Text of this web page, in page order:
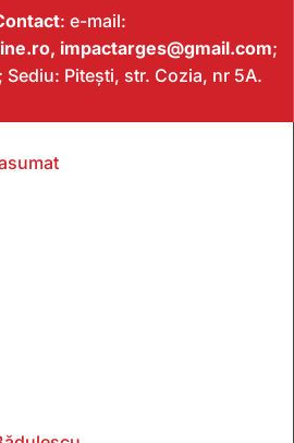
: e-mail:
impactarges@gmail.com;
Sediu: Pitești, str. Cozia, nr 5A.